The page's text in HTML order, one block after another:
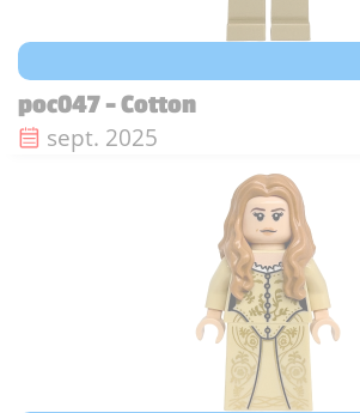
poc047 - Cotton
Date de sortie :
sept. 2025